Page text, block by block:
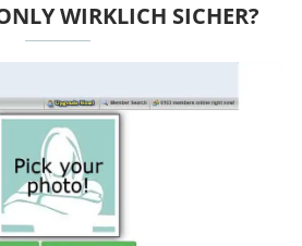
WIRKLICH SICHER?